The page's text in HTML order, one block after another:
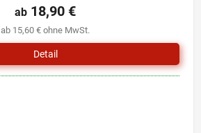
Produktbewertung
ist
0,0
von
5
Sternen.
ab 15,60 € ohne MwSt.
ab 18,90 €
Detail